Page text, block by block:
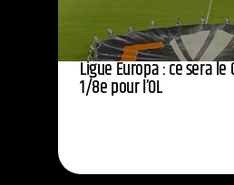
Ligue Europa : ce sera le
1/8e pour l’OL